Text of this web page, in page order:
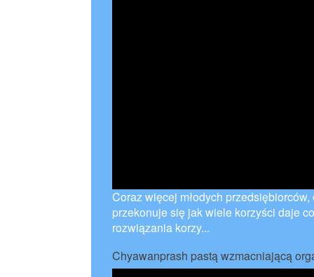
Coraz więcej młodych
przekonuje się jak wiele korzyści daje
rozwiązania korzy...
Chyawanprash pastą wzmacniającą